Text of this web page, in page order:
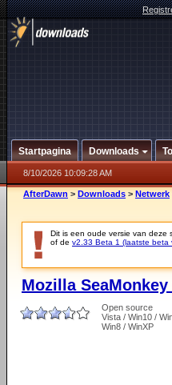
Startpagina Downloads
8/10/2026 10:09:28 AM
AfterDawn > Downloads > Netwerk
Dit is een oude versie van deze
of de v2.33 Beta 1 (laatste beta
Mozilla
Open source
Vista / Win10 /
Win8 / WinXP